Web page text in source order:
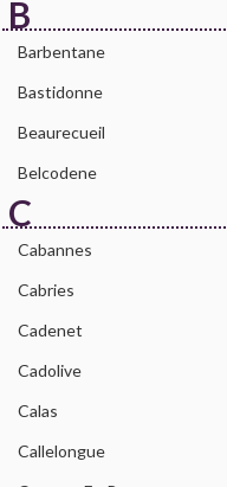
B
Barbentane
Bastidonne
Beaurecueil
Belcodene
C
Cabannes
Cabries
Cadenet
Cadolive
Calas
Callelongue